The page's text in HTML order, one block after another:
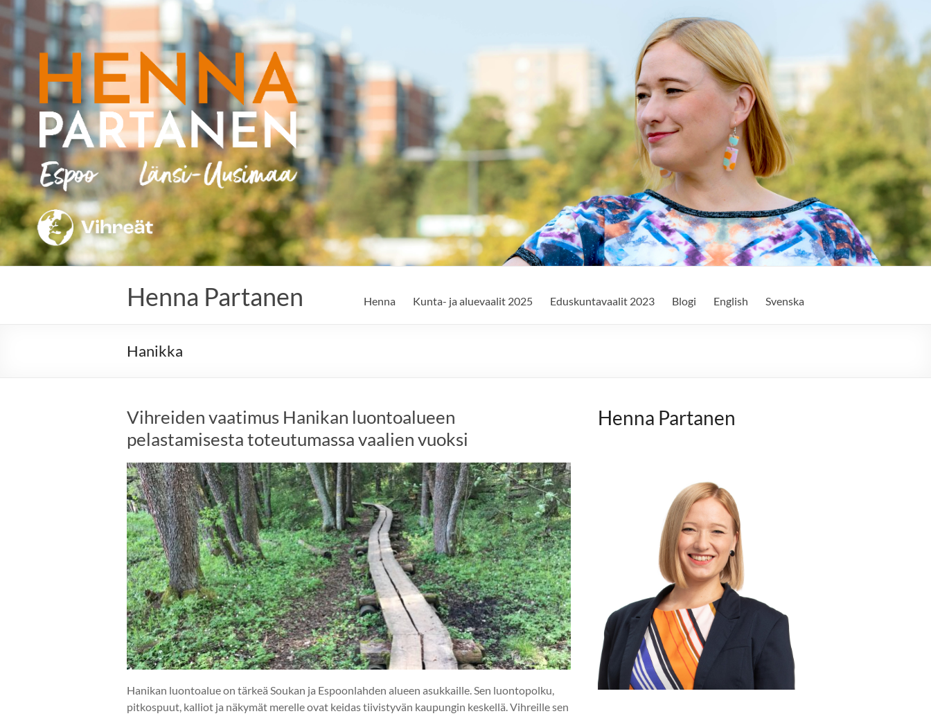
Skip
to
content
Henna Partanen Henna Kunta- ja aluevaalit 2025 Eduskuntavaalit 2023 Blogi English Svenska
Hanikka
Vihreiden vaatimus Hanikan luontoalueen
pelastamisesta toteutumassa vaalien vuoksi
Hanikan luontoalue on tärkeä Soukan ja Espoonlahden alueen asukkaille. Sen luontopolku,
pitkospuut, kalliot ja näkymät merelle ovat keidas tiivistyvän kaupungin keskellä. Vihreille sen
Henna Partanen